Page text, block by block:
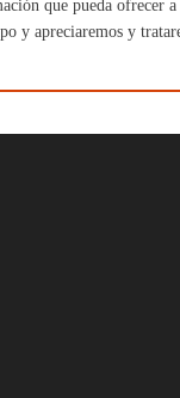
que pueda ofrecer a
y apreciaremos y